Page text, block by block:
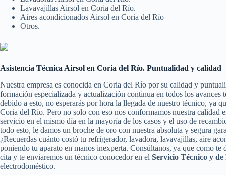
Lavavajillas Airsol en Coria del Río.
Aires acondicionados Airsol en Coria del Río
Otros.
Asistencia Técnica Airsol en Coria del Río. Puntualidad y calidad
Nuestra empresa es conocida en Coria del Río por su calidad y
formación especializada y actualización continua en todos los
debido a esto, no esperarás por hora la llegada de nuestro técnico, ya
Coria del Río. Pero no solo con eso nos conformamos nuestra calidad
servicio en el mismo día en la mayoría de los casos y el uso de
todo esto, le damos un broche de oro con nuestra absoluta y segura
¿Recuerdas cuánto costó tu refrigerador, lavadora, lavavajillas, aire
poniendo tu aparato en manos inexperta. Consúltanos, ya que como
cita y te enviaremos un técnico conocedor en el Servicio Técnico y
electrodoméstico.